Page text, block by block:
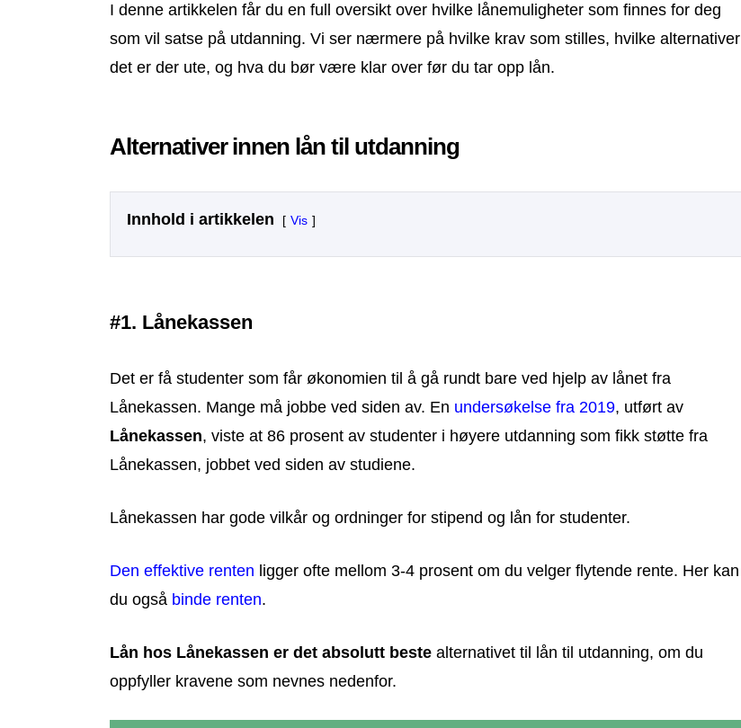
I denne artikkelen får du en full oversikt over hvilke lånemuligheter som finnes for deg
som vil satse på utdanning. Vi ser nærmere på hvilke krav som stilles, hvilke alternativer
det er der ute, og hva du bør være klar over før du tar opp lån.
Alternativer innen lån til utdanning
Innhold i artikkelen Vis
#1. Lånekassen
Det er få studenter som får økonomien til å gå rundt bare ved hjelp av lånet fra
Lånekassen. Mange må jobbe ved siden av. En undersøkelse fra 2019, utført av
Lånekassen, viste at 86 prosent av studenter i høyere utdanning som fikk støtte fra
Lånekassen, jobbet ved siden av studiene.
Lånekassen har gode vilkår og ordninger for stipend og lån for studenter.
Den effektive renten ligger ofte mellom 3-4 prosent om du velger flytende rente. Her kan
du også binde renten.
Lån hos Lånekassen er det absolutt beste alternativet til lån til utdanning, om du
oppfyller kravene som nevnes nedenfor.